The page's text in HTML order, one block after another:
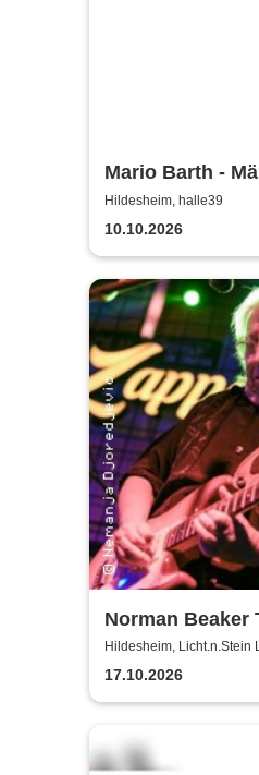
Mario Barth -
nichts ohne die
Hildesheim, halle39
10.10.2026
Norman Beaker
Licht.n.Stein
Hildesheim, Licht.n.Stein
17.10.2026